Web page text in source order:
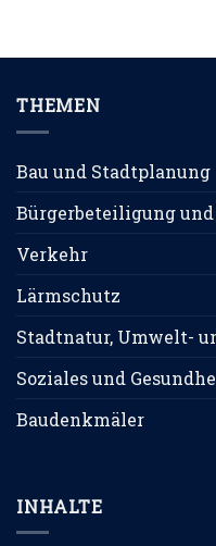
THEMEN
Bau und Stadtplanung
Bürgerbeteiligung und
Verkehr
Lärmschutz
Stadtnatur, Umwelt-
Soziales und
Baudenkmäler
INHALTE